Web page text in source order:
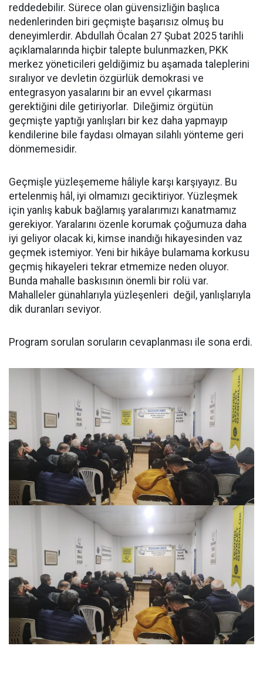
reddedebilir. Sürece olan güvensizliğin başlıca
nedenlerinden biri geçmişte başarısız olmuş bu
deneyimlerdir. Abdullah Öcalan 27 Şubat 2025 tarihli
açıklamalarında hiçbir talepte bulunmazken, PKK
merkez yöneticileri geldiğimiz bu aşamada taleplerini
sıralıyor ve devletin özgürlük demokrasi ve
entegrasyon yasalarını bir an evvel çıkarması
gerektiğini dile getiriyorlar. Dileğimiz örgütün
geçmişte yaptığı yanlışları bir kez daha yapmayıp
kendilerine bile faydası olmayan silahlı yönteme geri
dönmemesidir.
Geçmişle yüzleşememe hâliyle karşı karşıyayız. Bu
ertelenmiş hâl, iyi olmamızı geciktiriyor. Yüzleşmek
için yanlış kabuk bağlamış yaralarımızı kanatmamız
gerekiyor. Yaralarını özenle korumak çoğumuza daha
iyi geliyor olacak ki, kimse inandığı hikayesinden vaz
geçmek istemiyor. Yeni bir hikâye bulamama korkusu
geçmiş hikayeleri tekrar etmemize neden oluyor.
Bunda mahalle baskısının önemli bir rolü var.
Mahalleler günahlarıyla yüzleşenleri değil, yanlışlarıyla
dik duranları seviyor.
Program sorulan soruların cevaplanması ile sona erdi.